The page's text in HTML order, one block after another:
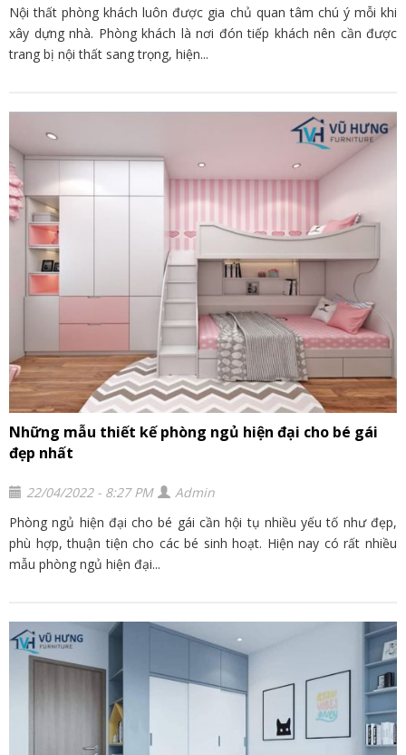
Nội thất phòng khách luôn được gia chủ quan tâm chú ý mỗi khi
xây dựng nhà. Phòng khách là nơi đón tiếp khách nên cần được
trang bị nội thất sang trọng, hiện...
Những mẫu thiết kế phòng ngủ hiện đại cho bé gái
đẹp nhất
22/04/2022 - 8:27 PM
Admin
Phòng ngủ hiện đại cho bé gái cần hội tụ nhiều yếu tố như đẹp,
phù hợp, thuận tiện cho các bé sinh hoạt. Hiện nay có rất nhiều
mẫu phòng ngủ hiện đại...